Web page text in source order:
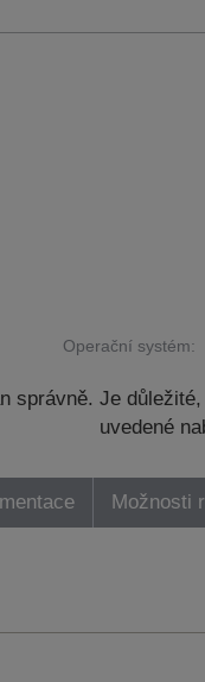
Operační systém:
správně. Je
uvedené
Možnosti